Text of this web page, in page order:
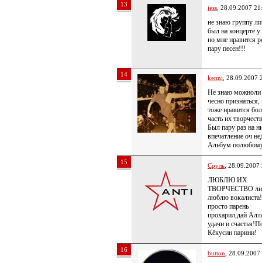
13 jess , 28.09.2007
не знаю группу
был на концерте у
но мне нравится
пару песен!!!
14 kenni , 28.09.2007
Не знаю можноли
чесно
тоже нравится
часть их
Был пару раз на
впечатление оч
Альбум
15 Сруль ,
ЛЮБЛЮ ИХ
ТВОРЧЕСТВО
люблю
просто парень
прохарил,дай
удачи и
Кёкусин парини!
16 button ,